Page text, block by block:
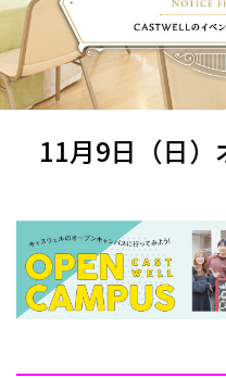
11月9日（日）